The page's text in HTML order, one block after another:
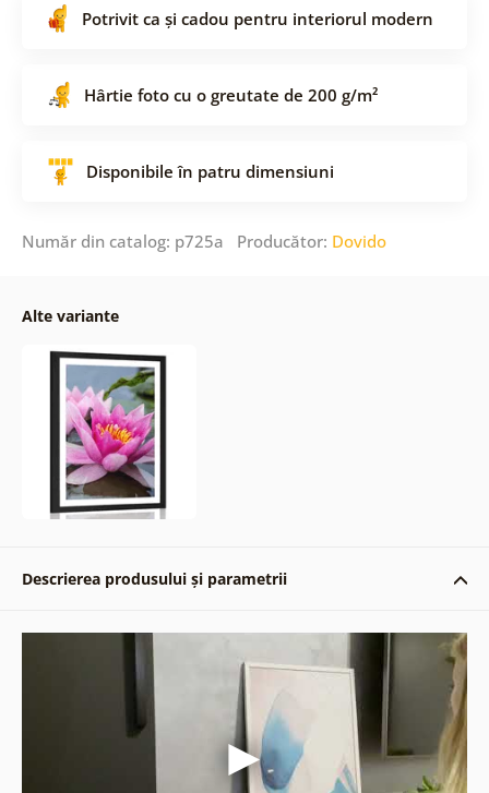
Potrivit ca și cadou pentru interiorul modern
Hârtie foto cu o greutate de 200 g/m²
Disponibile în patru dimensiuni
Număr din catalog: p725a Producător: Dovido
Alte variante
Descrierea produsului și parametrii